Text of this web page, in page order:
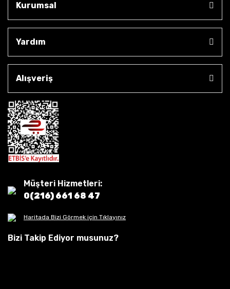
Kurumsal
Yardım
Alışveriş
Müşteri Hizmetleri:
0(216) 661 68 47
Haritada Bizi Görmek için Tıklayınız
Bizi Takip Ediyor musunuz?